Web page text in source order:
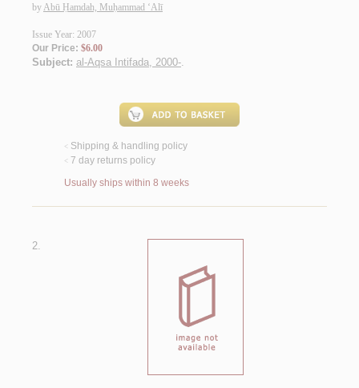
byAbū Ḥamdah, Muḥammad ‘Alī
Issue Year: 2007
Our Price: $6.00
Subject: al-Aqsa Intifada, 2000-.
< Shipping & handling policy
< 7 day returns policy
Usually ships within 8 weeks
2.